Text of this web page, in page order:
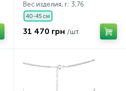
Вес изделия, г.: 3,76
40-45 см
31 470 грн /шт.